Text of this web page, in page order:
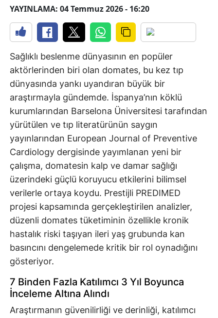
YAYINLAMA: 04 Temmuz 2026 - 16:20
Sağlıklı beslenme dünyasının en popüler
aktörlerinden biri olan domates, bu kez tıp
dünyasında yankı uyandıran büyük bir
araştırmayla gündemde. İspanya’nın köklü
kurumlarından Barselona Üniversitesi tarafından
yürütülen ve tıp literatürünün saygın
yayınlarından European Journal of Preventive
Cardiology dergisinde yayımlanan yeni bir
çalışma, domatesin kalp ve damar sağlığı
üzerindeki güçlü koruyucu etkilerini bilimsel
verilerle ortaya koydu. Prestijli PREDIMED
projesi kapsamında gerçekleştirilen analizler,
düzenli domates tüketiminin özellikle kronik
hastalık riski taşıyan ileri yaş grubunda kan
basıncını dengelemede kritik bir rol oynadığını
gösteriyor.
7 Binden Fazla Katılımcı 3 Yıl Boyunca
İnceleme Altına Alındı
Araştırmanın güvenilirliği ve derinliği, katılımcı